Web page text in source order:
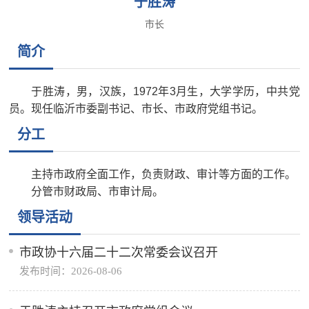
市长
简介
于胜涛，男，汉族，1972年3月生，大学学历，中共党
员。现任临沂市委副书记、市长、市政府党组书记。
分工
主持市政府全面工作，负责财政、审计等方面的工作。
分管市财政局、市审计局。
领导活动
市政协十六届二十二次常委会议召开
发布时间：2026-08-06